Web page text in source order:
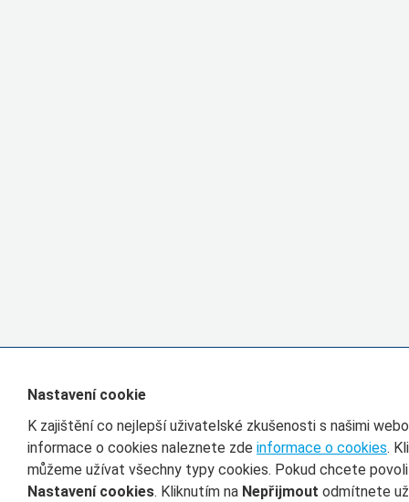
Nastavení cookie
K zajištění co nejlepší uživatelské zkušenosti s našimi
informace o cookies naleznete zde informace o cookies.
můžeme užívat všechny typy cookies. Pokud chcete
Nastavení cookies. Kliknutím na Nepřijmout odmítnete